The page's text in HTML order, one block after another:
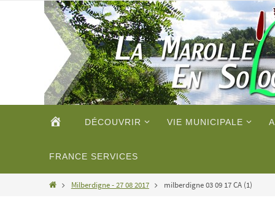
ACCUEILDÉCOUVRIR VIE MUNICIPALE
FRANCE SERVICES
HomeMilberdigne - 27 08 2017 milberdigne 03 09 17 CA (1)